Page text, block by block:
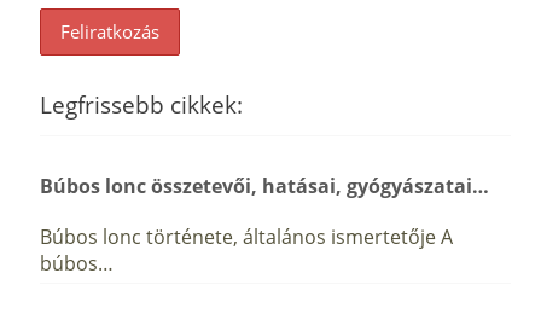
Legfrissebb cikkek:
Búbos lonc összetevői, hatásai, gyógyászatai…
Búbos lonc története, általános ismertetője A
búbos…